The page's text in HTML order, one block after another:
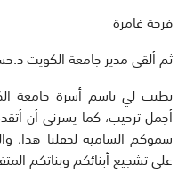
فرحة غامرة
ثم ألقى مدير جامعة الكويت
يطيب لي باسم أسرة جامعة
أجمل ترحيب، كما يسرني أن
سموكم السامية لحفلنا هذا،
على تشجيع أبنائكم وبناتكم